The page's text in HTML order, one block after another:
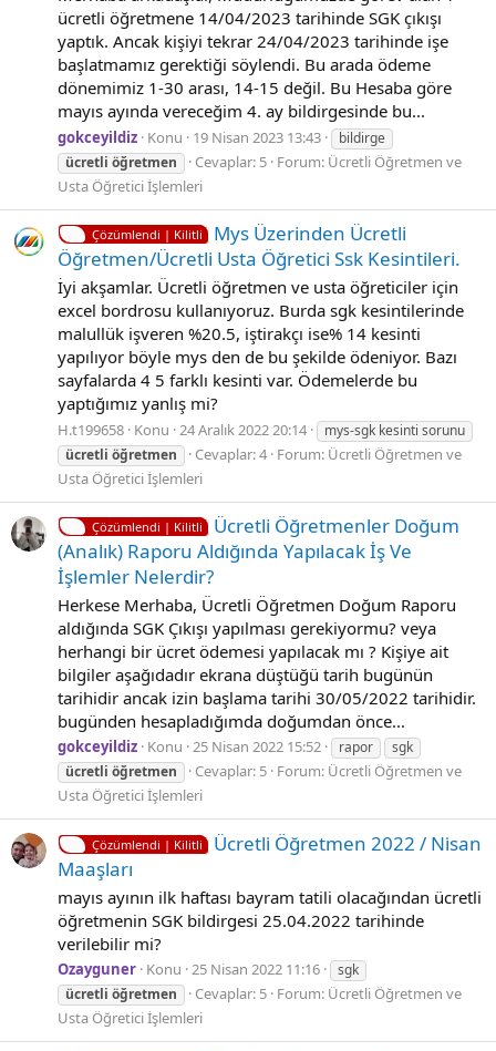
ücretli öğretmene 14/04/2023 tarihinde SGK çıkışı
yaptık. Ancak kişiyi tekrar 24/04/2023 tarihinde işe
başlatmamız gerektiği söylendi. Bu arada ödeme
dönemimiz 1-30 arası, 14-15 değil. Bu Hesaba göre
mayıs ayında vereceğim 4. ay bildirgesinde bu...
gokceyildiz Konu 19 Nisan 2023 13:43
bildirge
ücretli öğretmen Cevaplar: 5 Forum: Ücretli Öğretmen ve
Usta Öğretici İşlemleri
Çözümlendi | Kilitli
Mys Üzerinden Ücretli
Öğretmen/Ücretli Usta Öğretici Ssk Kesintileri.
İyi akşamlar. Ücretli öğretmen ve usta öğreticiler için
excel bordrosu kullanıyoruz. Burda sgk kesintilerinde
malullük işveren %20.5, iştirakçı ise% 14 kesinti
yapılıyor böyle mys den de bu şekilde ödeniyor. Bazı
sayfalarda 4 5 farklı kesinti var. Ödemelerde bu
yaptığımız yanlış mi?
H.t199658 Konu 24 Aralık 2022 20:14
mys-sgk kesinti sorunu
ücretli öğretmen Cevaplar: 4 Forum: Ücretli Öğretmen ve
Usta Öğretici İşlemleri
Çözümlendi | Kilitli
Ücretli Öğretmenler Doğum
(Analık) Raporu Aldığında Yapılacak İş Ve
İşlemler Nelerdir?
Herkese Merhaba, Ücretli Öğretmen Doğum Raporu
aldığında SGK Çıkışı yapılması gerekiyormu? veya
herhangi bir ücret ödemesi yapılacak mı ? Kişiye ait
bilgiler aşağıdadır ekrana düştüğü tarih bugünün
tarihidir ancak izin başlama tarihi 30/05/2022 tarihidir.
bugünden hesapladığımda doğumdan önce...
gokceyildiz Konu 25 Nisan 2022 15:52 rapor
sgk
ücretli öğretmen Cevaplar: 5 Forum: Ücretli Öğretmen ve
Usta Öğretici İşlemleri
Çözümlendi | Kilitli
Ücretli̇ Öğretmen 2022 / Ni̇san
Maaşları
mayıs ayının ilk haftası bayram tatili olacağından ücretli
öğretmenin SGK bildirgesi 25.04.2022 tarihinde
verilebilir mi?
Ozayguner Konu 25 Nisan 2022 11:16
sgk
ücretli öğretmen Cevaplar: 5 Forum: Ücretli Öğretmen ve
Usta Öğretici İşlemleri